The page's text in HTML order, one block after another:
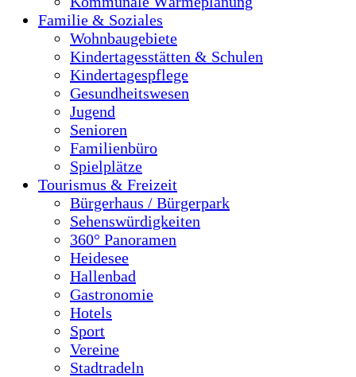
Familie & Soziales
Wohnbaugebiete
Kindertagesstätten & Schulen
Kindertagespflege
Gesundheitswesen
Jugend
Senioren
Familienbüro
Spielplätze
Tourismus & Freizeit
Bürgerhaus / Bürgerpark
Sehenswürdigkeiten
360° Panoramen
Heidesee
Hallenbad
Gastronomie
Hotels
Sport
Vereine
Stadtradeln